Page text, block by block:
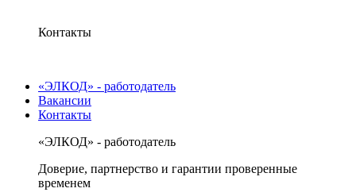
Контакты
«ЭЛКОД» - работодатель
Вакансии
Контакты
«ЭЛКОД» - работодатель
Доверие, партнерство и гарантии проверенные
временем